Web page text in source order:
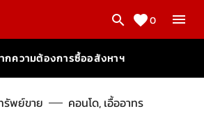
0
กความต้องการซื้ออสังหาฯ
รัพย์ขาย คอนโด, เอื้ออาทร